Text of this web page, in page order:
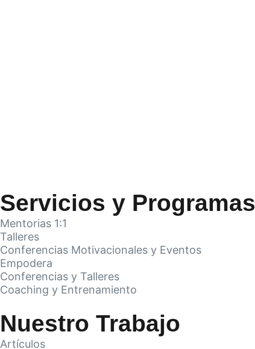
Servicios y Programas
Mentorias 1:1
Talleres
Conferencias Motivacionales y Eventos
Empodera
Conferencias y Talleres
Coaching y Entrenamiento
Nuestro Trabajo
Artículos